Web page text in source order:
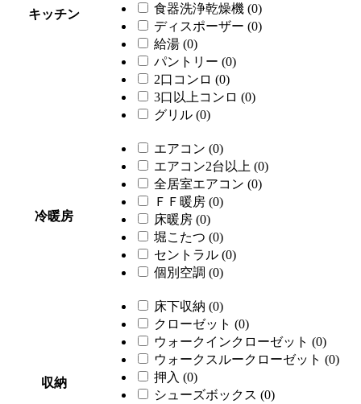
キッチン
食器洗浄乾燥機 (0)
ディスポーザー (0)
給湯 (0)
パントリー (0)
2口コンロ (0)
3口以上コンロ (0)
グリル (0)
冷暖房
エアコン (0)
エアコン2台以上 (0)
全居室エアコン (0)
ＦＦ暖房 (0)
床暖房 (0)
堀こたつ (0)
セントラル (0)
個別空調 (0)
収納
床下収納 (0)
クローゼット (0)
ウォークインクローゼット (0)
ウォークスルークローゼット (0)
押入 (0)
シューズボックス (0)